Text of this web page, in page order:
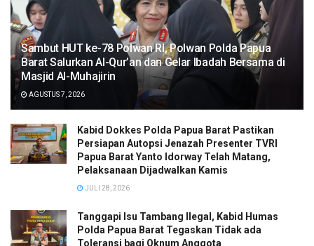
Sambut HUT ke-78 Polwan RI, Polwan Polda Papua
Barat Salurkan Al-Qur’an dan Gelar Ibadah Bersama di
Masjid Al-Muhajirin
AGUSTUS 7, 2026
Kabid Dokkes Polda Papua Barat Pastikan
Persiapan Autopsi Jenazah Presenter TVRI
Papua Barat Yanto Idorway Telah Matang,
Pelaksanaan Dijadwalkan Kamis
JULI 28, 2026
Tanggapi Isu Tambang Ilegal, Kabid Humas
Polda Papua Barat Tegaskan Tidak ada
Toleransi bagi Oknum Anggota